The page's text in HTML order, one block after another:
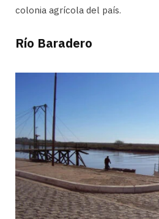
colonia agrícola del país.
Río Baradero